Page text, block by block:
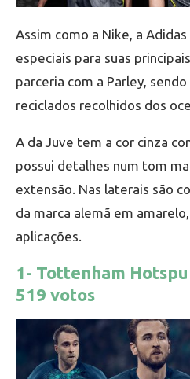
Assim como a Nike, a
especiais para suas
parceria com a Parley,
reciclados recolhidos dos
A da Juve tem a cor cinza
possui detalhes num tom
extensão. Nas laterais são
da marca alemã em
aplicações.
1- Tottenham
519 votos